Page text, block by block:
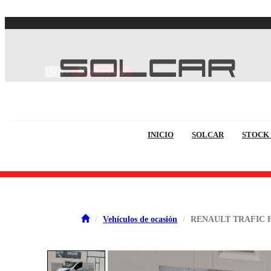
INICIO SOLCAR
- WhatsApp
Vehículos de ocasión RENAULT TRAFIC